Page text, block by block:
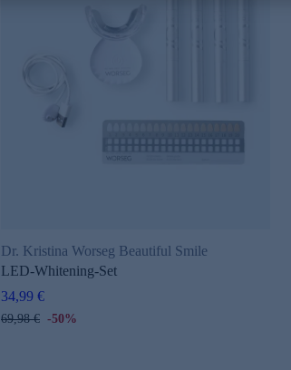
Dr. Kristina Worseg Beautiful Smile
LED-Whitening-Set
34,99 €
69,98 € -50%